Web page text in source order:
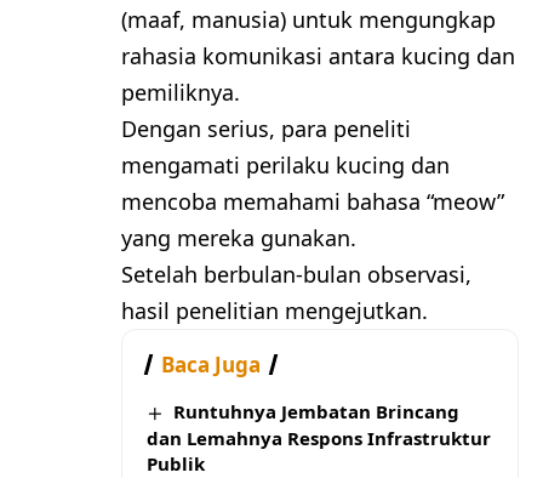
(maaf, manusia) untuk mengungkap
rahasia komunikasi antara kucing dan
pemiliknya.
Dengan serius, para peneliti
mengamati perilaku kucing dan
mencoba memahami bahasa “meow”
yang mereka gunakan.
Setelah berbulan-bulan observasi,
hasil penelitian mengejutkan.
Baca Juga
Runtuhnya Jembatan Brincang
dan Lemahnya Respons Infrastruktur
Publik